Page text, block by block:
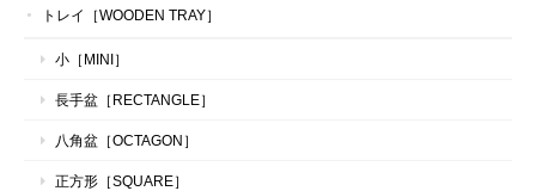
トレイ［WOODEN TRAY］
小［MINI］
長手盆［RECTANGLE］
八角盆［OCTAGON］
正方形［SQUARE］